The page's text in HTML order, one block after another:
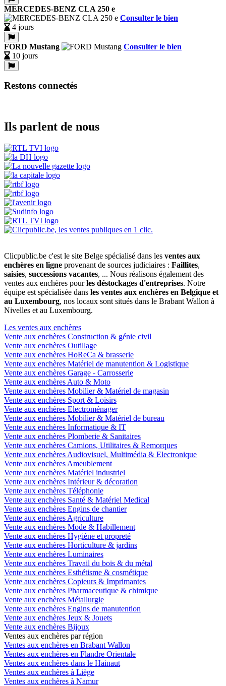
MERCEDES-BENZ CLA 250 e
Consulter le bien
4 jours
FORD Mustang
Consulter le bien
10 jours
Restons connectés
Ils parlent de nous
Clicpublic.be c'est le site Belge spécialisé dans les ventes aux
enchères en ligne provenant de sources judiciaires : Faillites,
saisies, successions vacantes, ... Nous réalisons également des
ventes aux enchères pourles déstockages d'entreprises. Notre
équipe est spécialisée dans les ventes aux enchères en Belgique et
au Luxembourg, nos locaux sont situés dans le Brabant Wallon à
Nivelles et au Luxembourg.
Les ventes aux enchères
Vente aux enchères Construction & génie civil
Vente aux enchères Outillage
Vente aux enchères HoReCa & brasserie
Vente aux enchères Matériel de manutention & Logistique
Vente aux enchères Garage - Carrosserie
Vente aux enchères Auto & Moto
Vente aux enchères Mobilier & Matériel de magasin
Vente aux enchères Sport & Loisirs
Vente aux enchères Electroménager
Vente aux enchères Mobilier & Matériel de bureau
Vente aux enchères Informatique & IT
Vente aux enchères Plomberie & Sanitaires
Vente aux enchères Camions, Utilitaires & Remorques
Vente aux enchères Audiovisuel, Multimédia & Electronique
Vente aux enchères Ameublement
Vente aux enchères Matériel industriel
Vente aux enchères Intérieur & décoration
Vente aux enchères Téléphonie
Vente aux enchères Santé & Matériel Medical
Vente aux enchères Engins de chantier
Vente aux enchères Agriculture
Vente aux enchères Mode & Habillement
Vente aux enchères Hygiène et propreté
Vente aux enchères Horticulture & jardins
Vente aux enchères Luminaires
Vente aux enchères Travail du bois & du métal
Vente aux enchères Esthétisme & cosmétique
Vente aux enchères Copieurs & Imprimantes
Vente aux enchères Pharmaceutique & chimique
Vente aux enchères Métallurgie
Vente aux enchères Engins de manutention
Vente aux enchères Jeux & Jouets
Vente aux enchères Bijoux
Ventes aux enchères par région
Ventes aux enchères en Brabant Wallon
Ventes aux enchères en Flandre Orientale
Ventes aux enchères dans le Hainaut
Ventes aux enchères à Liège
Ventes aux enchères à Namur